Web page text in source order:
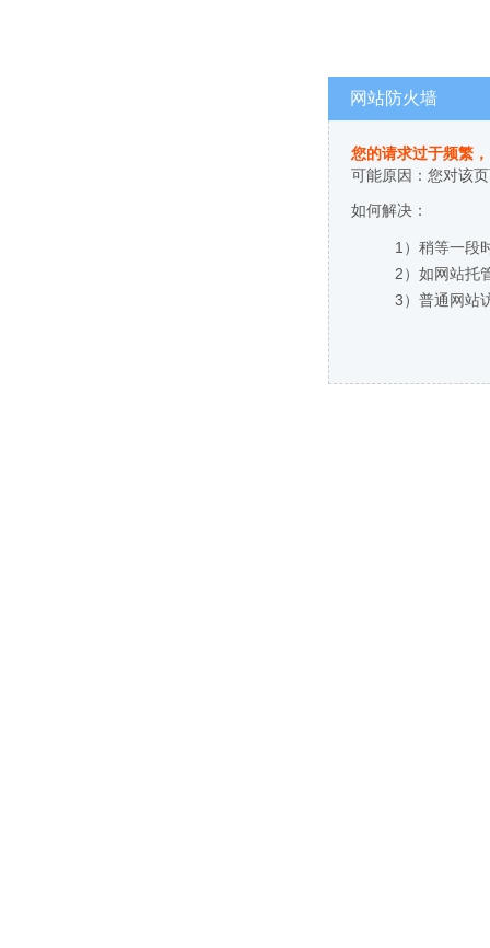
网站防火墙
您的请求过于频繁
可能原因：您对该
如何解决：
1）稍等一段
2）如网站托
3）普通网站